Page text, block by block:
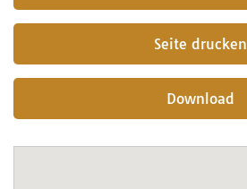
Seite drucken
Download